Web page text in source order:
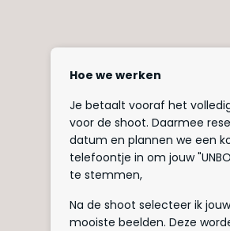
Hoe we werken
Je betaalt vooraf het
voor de shoot. Daarmee
datum en plannen we een
telefoontje in om jouw
te stemmen,
Na de shoot selecteer ik jouw
mooiste beelden. Deze